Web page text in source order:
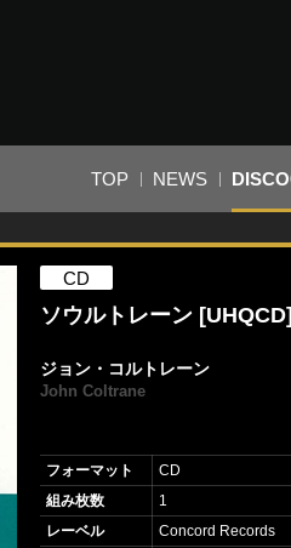
TOP NEWS
CD
ソウルトレーン [UHQCD]
ジョン・コルトレーン
John Coltrane
フォーマット
CD
組み枚数
1
レーベル
Concord Records